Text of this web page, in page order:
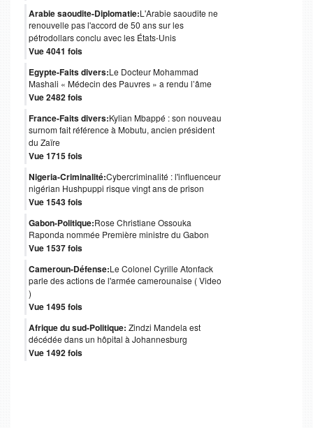
Arabie saoudite-Diplomatie:L'Arabie saoudite ne
renouvelle pas l'accord de 50 ans sur les
pétrodollars conclu avec les États-Unis
Vue 4041 fois
Egypte-Faits divers:Le Docteur Mohammad
Mashali « Médecin des Pauvres » a rendu l’âme
Vue 2482 fois
France-Faits divers:Kylian Mbappé : son nouveau
surnom fait référence à Mobutu, ancien président
du Zaïre
Vue 1715 fois
Nigeria-Criminalité:Cybercriminalité : l'influenceur
nigérian Hushpuppi risque vingt ans de prison
Vue 1543 fois
Gabon-Politique:Rose Christiane Ossouka
Raponda nommée Première ministre du Gabon
Vue 1537 fois
Cameroun-Défense:Le Colonel Cyrille Atonfack
parle des actions de l'armée camerounaise ( Video
)
Vue 1495 fois
Afrique du sud-Politique: Zindzi Mandela est
décédée dans un hôpital à Johannesburg
Vue 1492 fois